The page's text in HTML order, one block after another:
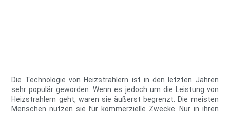
Die Technologie von Heizstrahlern ist in den letzten Jahren
sehr populär geworden. Wenn es jedoch um die Leistung von
Heizstrahlern geht, waren sie äußerst begrenzt. Die meisten
Menschen nutzen sie für kommerzielle Zwecke. Nur in ihren